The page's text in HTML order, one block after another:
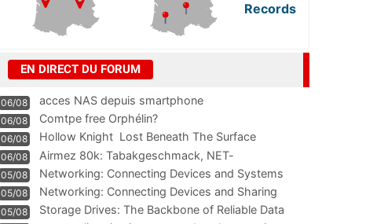
Records
EN DIRECT DU FORUM
06/08 acces NAS depuis smartphone
06/08 Comtpe free Orphélin?
06/08 Hollow Knight  Lost Beneath The Surface
06/08
Airmez 80k: Tabakgeschmack, NET-
Technologie und Leistung im
05/08 Networking: Connecting Devices and Systems
05/08
Networking: Connecting Devices and Sharing
Information
05/08
Storage Drives: The Backbone of Reliable Data